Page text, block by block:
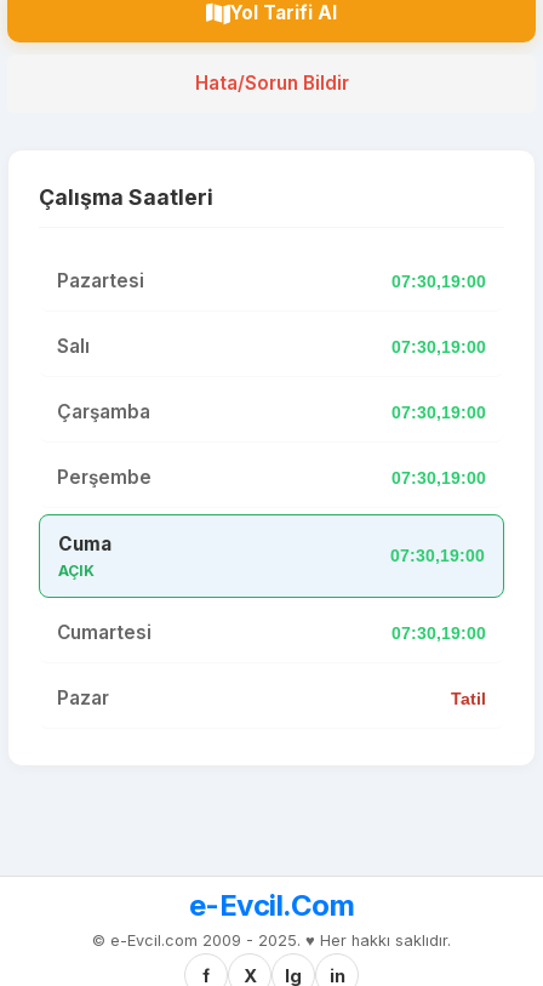
Yol Tarifi Al
Hata/Sorun Bildir
Çalışma Saatleri
Pazartesi 07:30,19:00
Salı 07:30,19:00
Çarşamba 07:30,19:00
Perşembe 07:30,19:00
Cuma
AÇIK
07:30,19:00
Cumartesi 07:30,19:00
Pazar Tatil
e-Evcil.Com
© e-Evcil.com 2009 - 2025. ♥️ Her hakkı saklıdır.
f X Ig in